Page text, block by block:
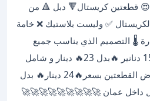
قطعتين كريستال🔻 دبل 🔺 من
✅ وليست بلاستيك ❌ خامة
🌡️ التصميم الذي يناسب جميع
الأذواق 👌🏻 افضل سعر 🔥 15 دنانير 🔥بدل 23🔥 دينار و شامل
التوصيل داخل عمان 🚀 عرض القطعتين بسعر🔥24 دينار🔥 بدل
داخل عمان 🚀🚀🚀🚀🚀🚀🚀🚀🚀